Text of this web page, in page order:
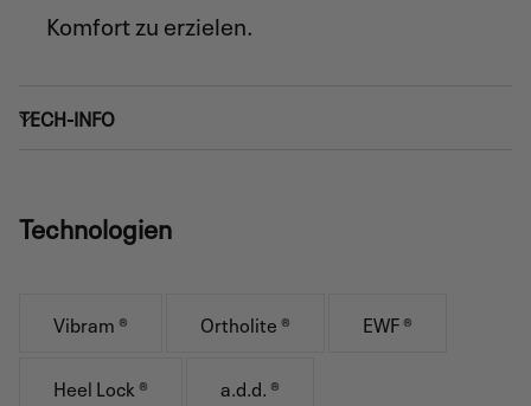
Komfort zu erzielen.
TECH-INFO
Technologien
Vibram ® Ortholite ® EWF ®
Heel Lock ® a.d.d. ®